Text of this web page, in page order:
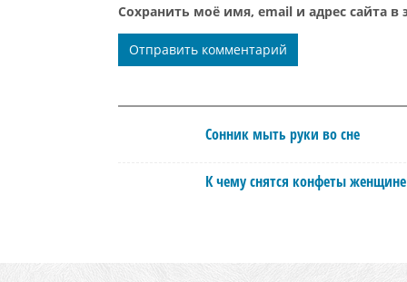
Сохранить моё имя, email и адрес сайта
Сонник мыть руки во сне
К чему снятся конфеты женщине